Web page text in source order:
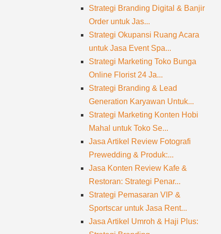
Strategi Branding Digital & Banjir
Order untuk Jas...
Strategi Okupansi Ruang Acara
untuk Jasa Event Spa...
Strategi Marketing Toko Bunga
Online Florist 24 Ja...
Strategi Branding & Lead
Generation Karyawan Untuk...
Strategi Marketing Konten Hobi
Mahal untuk Toko Se...
Jasa Artikel Review Fotografi
Prewedding & Produk:...
Jasa Konten Review Kafe &
Restoran: Strategi Penar...
Strategi Pemasaran VIP &
Sportscar untuk Jasa Rent...
Jasa Artikel Umroh & Haji Plus: